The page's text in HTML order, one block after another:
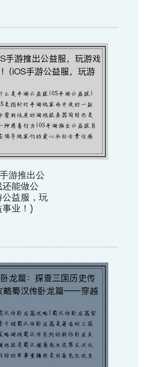
游推出公
能做公
益服，玩
事业！)